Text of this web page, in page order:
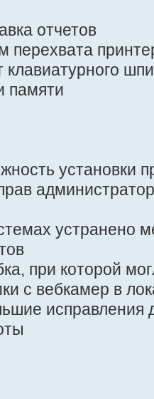
отчетов
перехвата
клавиатурного
памяти
установки
устранено
при которой
с вебкамер в
исправления